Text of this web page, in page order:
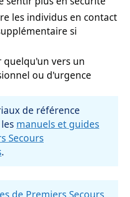
les individus en contact
si
vers un
ou d'urgence
de référence
manuels et guides
Secours
.